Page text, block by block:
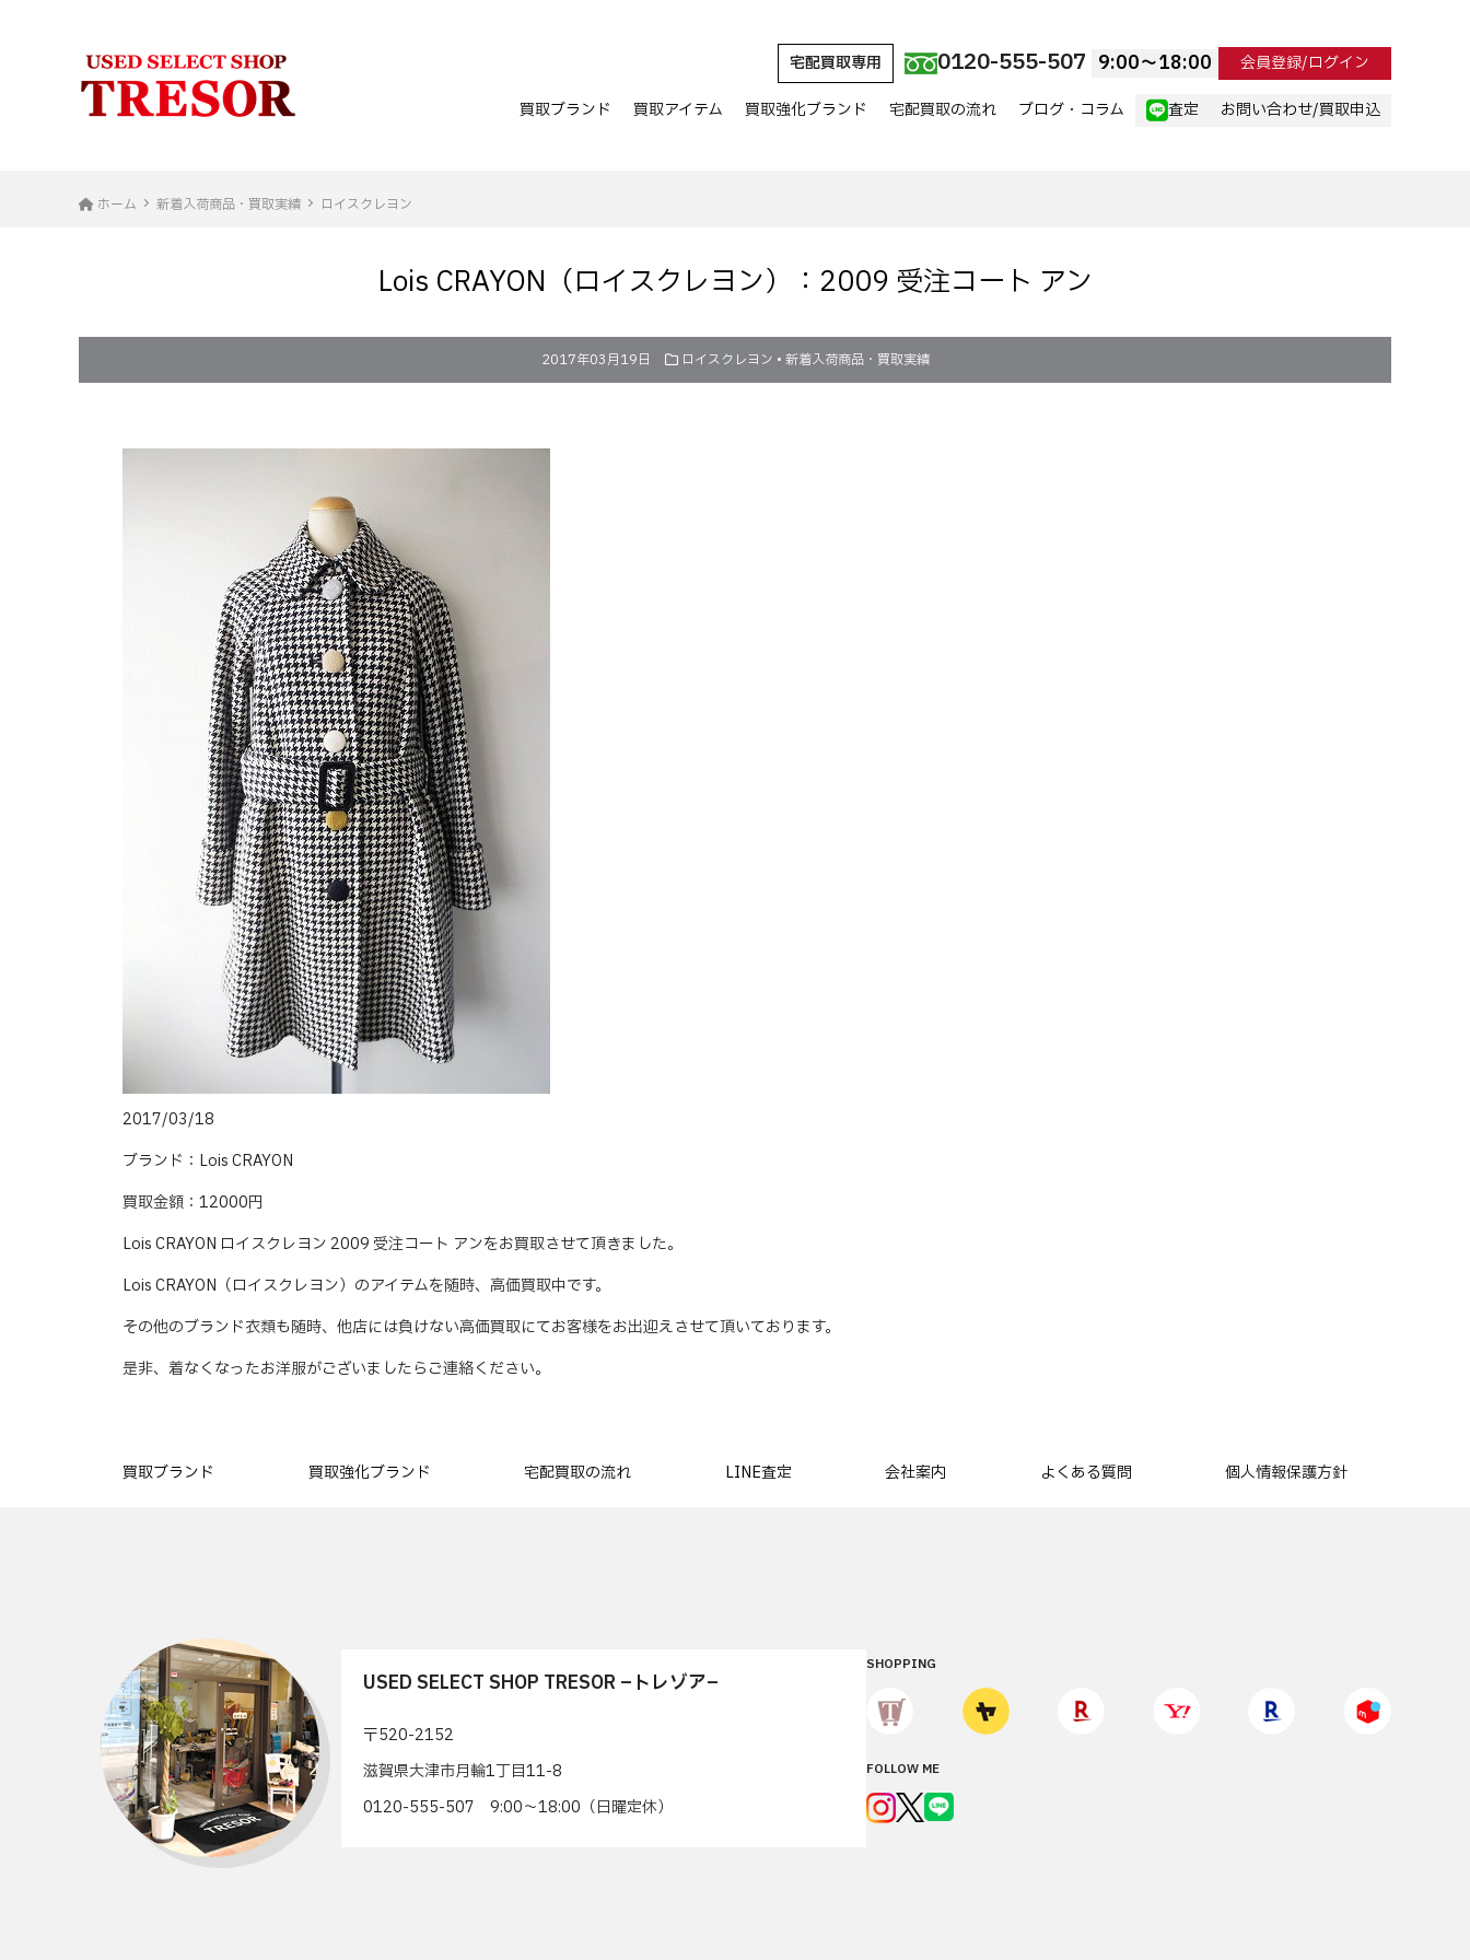
宅配買取専用 0120-555-507 9:00〜18:00 会員登録/ログイン
買取ブランド 買取アイテム 買取強化ブランド 宅配買取の流れ ブログ・コラム 査定 お問い合わせ/買取申込
ホーム 新着入荷商品・買取実績 ロイスクレヨン
Lois CRAYON（ロイスクレヨン）：2009 受注コート アン
2017年03月19日 ロイスクレヨン • 新着入荷商品・買取実績
2017/03/18
ブランド：Lois CRAYON
買取金額：12000円
Lois CRAYON ロイスクレヨン 2009 受注コート アンをお買取させて頂きました。
Lois CRAYON（ロイスクレヨン）のアイテムを随時、高価買取中です。
その他のブランド衣類も随時、他店には負けない高価買取にてお客様をお出迎えさせて頂いております。
是非、着なくなったお洋服がございましたらご連絡ください。
買取ブランド 買取強化ブランド 宅配買取の流れ LINE査定 会社案内 よくある質問 個人情報保護方針
USED SELECT SHOP TRESOR –トレゾア–
〒520-2152
滋賀県大津市月輪1丁目11-8
0120-555-507 9:00〜18:00（日曜定休）
SHOPPING
FOLLOW ME